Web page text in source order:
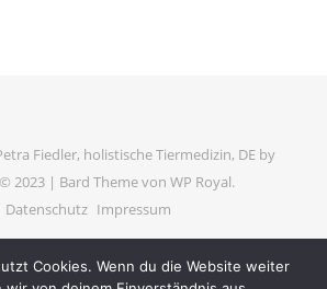
Fiedler, holistische Tiermedizin, DE by
2023 | Bard Theme von WP Royal.
Datenschutz Impressum
Cookies. Wenn du die Website weiter